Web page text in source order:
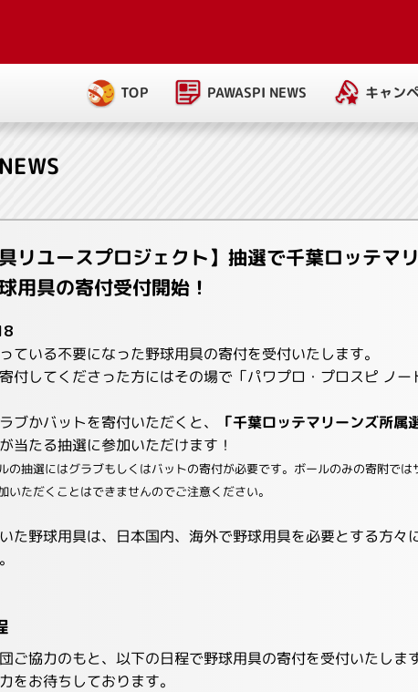
TOP PAWASPI NEWS キャン
具リユースプロジェクト】抽選で千葉ロッテ
用具の寄付受付開始！
ている不要になった野球用具の寄付を受付いたします。
付してくださった方にはその場で「パワプロ・プロスピ ノー
ブかバットを寄付いただくと、 「千葉ロッテマリーンズ所属
が当たる抽選に参加いただけます！
の抽選にはグラブもしくはバットの寄付が必要です。ボールのみの寄附では
いただくことはできませんのでご注意ください。
た野球用具は、日本国内、海外で野球用具を必要とする方々
ご協力のもと、以下の日程で野球用具の寄付を受付いたします
をお待ちしております。